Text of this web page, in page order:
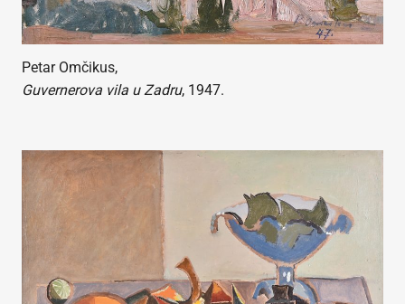
Petar Omčikus,
Guvernerova vila u Zadru, 1947.